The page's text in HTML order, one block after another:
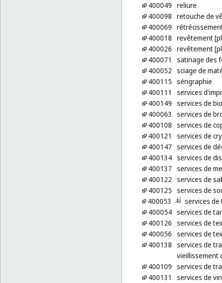
400049 reliure
400098 retouche de
400069
400018 revêtement
400026 revêtement
400071
satinage des
400052 sciage de
400115 sérigraphie
400111
services
400149 services de
400063
services de
400108 services de
400121
services de
400147 services de
400134 services de
400137 services de
400122 services de
400125 services de
400053
services de
400054 services de
400126 services de
400056 services de
400138 services de
vieillissement
400109 services de
400131
services de